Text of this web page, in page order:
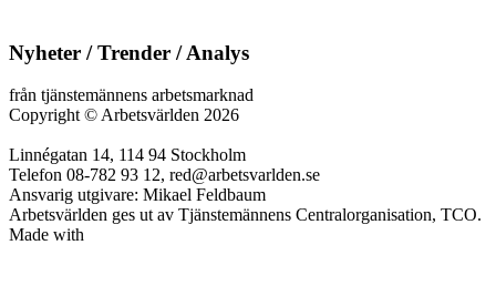
Nyheter / Trender / Analys
från tjänstemännens arbetsmarknad
Copyright © Arbetsvärlden 2026
Linnégatan 14, 114 94 Stockholm
Telefon 08-782 93 12, red@arbetsvarlden.se
Ansvarig utgivare: Mikael Feldbaum
Arbetsvärlden ges ut av Tjänstemännens Centralorganisation, TCO.
Made with